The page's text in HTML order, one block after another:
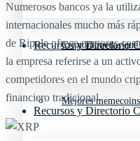
Recursos y Directorio
Mejores memecoins
Criptomonedas
Recursos y Directorio
Numerosos bancos ya la
internacionales mucho más
de Ripple ofrece menores
la empresa referirse a un
competidores en el mundo
financiero tradicional.